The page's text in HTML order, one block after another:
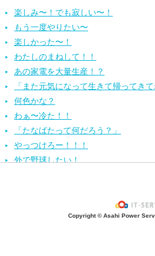
楽しみ〜！でも寂しい〜！
もう一度やりたい〜
楽しかった〜！
わたしのまねして！！
あの家電を大量生産！？
「また元気になって生きて帰ってき
何色かな？
わぁ〜冷た！！
「たなばたって何だろう？」
やっつけろー！！！
外で野球したい！
あの先生はだ〜れ？Copyright © Asahi Power